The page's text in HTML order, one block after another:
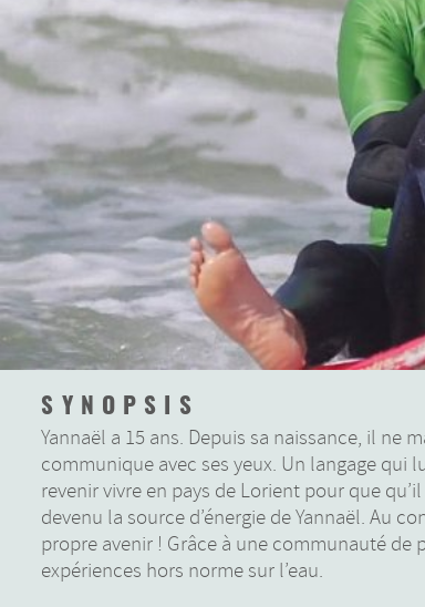
SYNOPSIS
Yannaël a 15 ans. Depuis sa naissance, il ne
communique avec ses yeux. Un langage qui
revenir vivre en pays de Lorient pour que
devenu la source d’énergie de Yannaël. Au
propre avenir ! Grâce à une communauté
expériences hors norme sur l’eau.